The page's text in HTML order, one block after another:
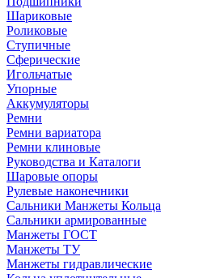
Шариковые
Роликовые
Ступичные
Сферические
Игольчатые
Упорные
Аккумуляторы
Ремни
Ремни вариатора
Ремни клиновые
Руководства и Каталоги
Шаровые опоры
Рулевые наконечники
Сальники Манжеты Кольца
Сальники армированные
Манжеты ГОСТ
Манжеты ТУ
Манжеты гидравлические